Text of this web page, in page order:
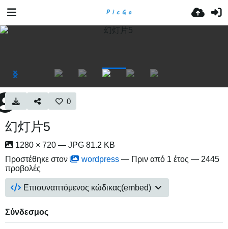
0
幻灯片5
1280 × 720 — JPG 81.2 KB
Προστέθηκε στον
wordpress — Πριν από 1 έτος — 2445
προβολές
Επισυναπτόμενος κώδικας(embed)
Σύνδεσμος